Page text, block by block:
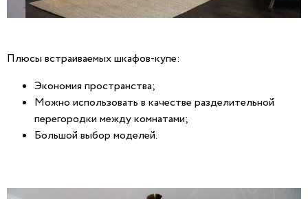
Плюсы встраиваемых шкафов-купе:
Экономия пространства;
Можно использовать в качестве разделительной
перегородки между комнатами;
Большой выбор моделей.